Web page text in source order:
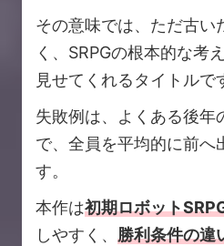
その意味では、ただ古い
く、SRPGの根本的な考
見せてくれるタイトルで
失敗例は、よくある後年
で、全員を平均的に前へ
す。
本作は初期ロボット
しやすく、 勝利条件の違